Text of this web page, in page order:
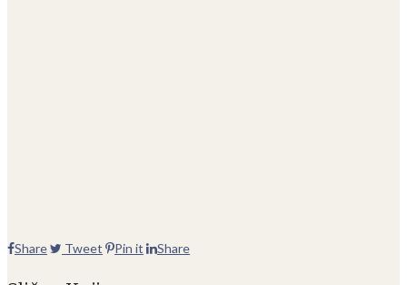
Share Tweet Pin it Share